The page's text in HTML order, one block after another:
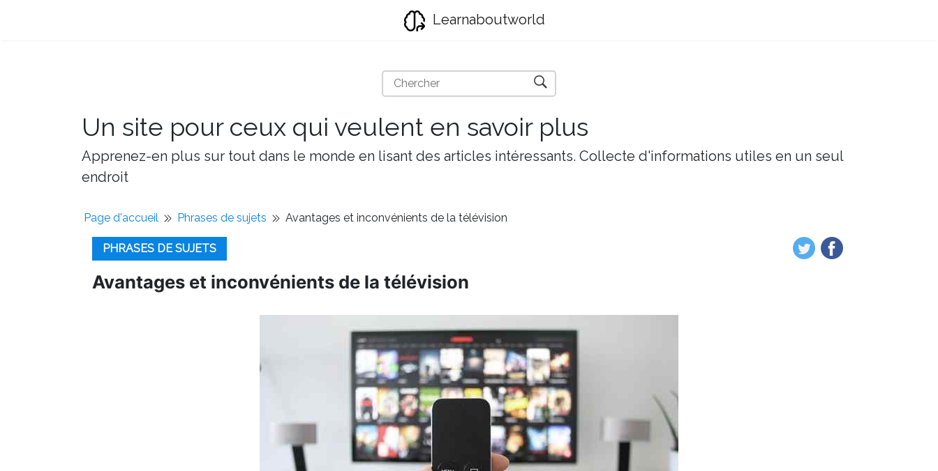
Learnaboutworld
Un site pour ceux qui veulent en savoir plus
Apprenez-en plus sur tout dans le monde en lisant des articles intéressants. Collecte d'informations utiles en un seul
endroit
Page d'accueil Phrases de sujets Avantages et inconvénients de la télévision
PHRASES DE SUJETS
Avantages et inconvénients de la télévision